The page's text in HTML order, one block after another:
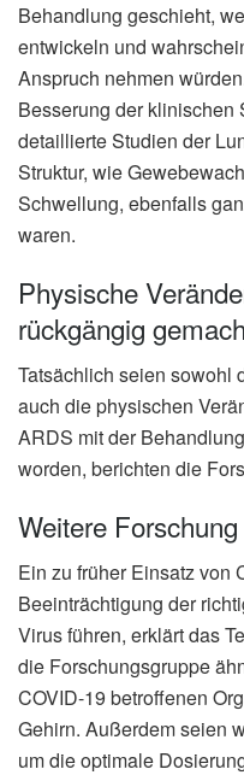
Behandlung geschieht,
entwickeln und
Anspruch nehmen
Besserung der klinischen
detaillierte Studien der
Struktur, wie
Schwellung, ebenfalls
waren.
Physische
rückgängig
Tatsächlich seien sowohl
auch die physischen
ARDS mit der
worden, berichten die
Weitere
Ein zu früher Einsatz von
Beeinträchtigung der
Virus führen, erklärt das
die Forschungsgruppe
COVID-19 betroffenen
Gehirn. Außerdem seien
um die optimale